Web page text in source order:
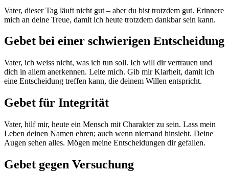
Vater, dieser Tag läuft nicht gut – aber du bist trotzdem gut. Erinnere
mich an deine Treue, damit ich heute trotzdem dankbar sein kann.
Gebet bei einer schwierigen Entscheidung
Vater, ich weiss nicht, was ich tun soll. Ich will dir vertrauen und
dich in allem anerkennen. Leite mich. Gib mir Klarheit, damit ich
eine Entscheidung treffen kann, die deinem Willen entspricht.
Gebet für Integrität
Vater, hilf mir, heute ein Mensch mit Charakter zu sein. Lass mein
Leben deinen Namen ehren; auch wenn niemand hinsieht. Deine
Augen sehen alles. Mögen meine Entscheidungen dir gefallen.
Gebet gegen Versuchung